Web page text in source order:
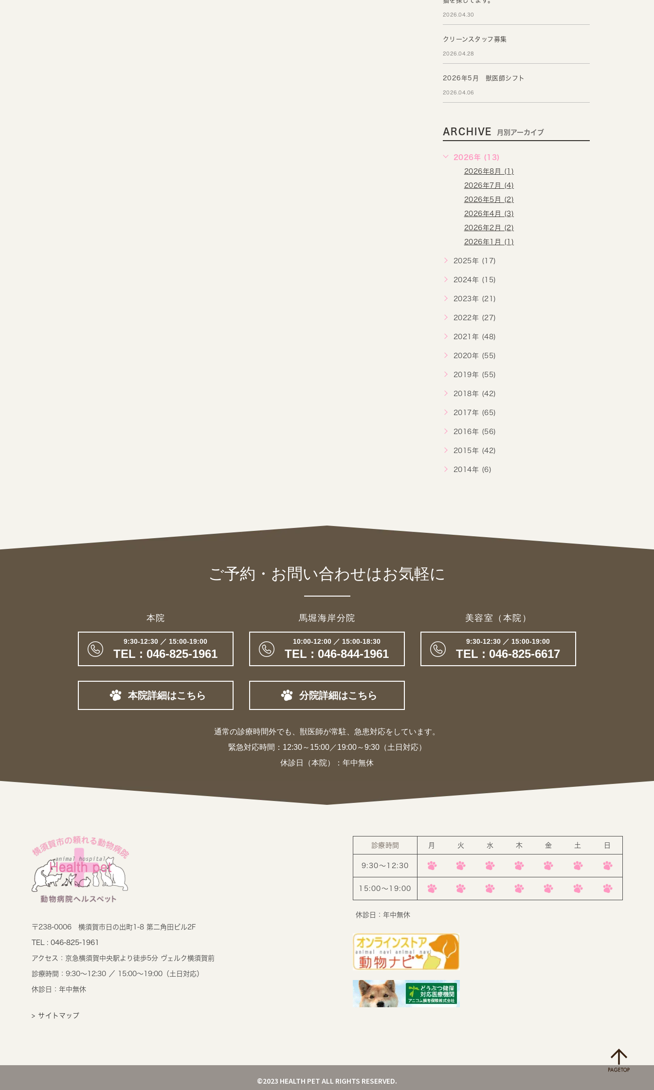
2026.04.30
クリーンスタッフ募集
2026.04.28
2026年5月 獣医師シフト
2026.04.06
ARCHIVE 月別アーカイブ
2026年 (13)
2026年8月 (1)
2026年7月 (4)
2026年5月 (2)
2026年4月 (3)
2026年2月 (2)
2026年1月 (1)
2025年 (17)
2024年 (15)
2023年 (21)
2022年 (27)
2021年 (48)
2020年 (55)
2019年 (55)
2018年 (42)
2017年 (65)
2016年 (56)
2015年 (42)
2014年 (6)
ご予約・お問い合わせはお気軽に
本院
9:30-12:30 ／ 15:00-19:00
TEL : 046-825-1961
本院詳細はこちら
馬堀海岸分院
10:00-12:00 ／ 15:00-18:30
TEL : 046-844-1961
分院詳細はこちら
美容室（本院）
9:30-12:30 ／ 15:00-19:00
TEL : 046-825-6617
通常の診療時間外でも、獣医師が常駐、 急患対応をしています。
緊急対応時間： 12:30～15:00／19:00～9:30（土日対応）
休診日（本院）：年中無休
〒238-0006 横須賀市日の出町1-8 第二角田ビル2F
TEL : 046-825-1961
アクセス： 京急横須賀中央駅より徒歩5分 ヴェルク横須賀前
診療時間： 9:30～12:30 ／ 15:00～19:00（土日対応）
休診日：年中無休
> サイトマップ
診療時間 月 火 水 木 金 土 日
9:30〜12:30
15:00〜19:00
休診日：年中無休
©2023 HEALTH PET ALL RIGHTS RESERVED.